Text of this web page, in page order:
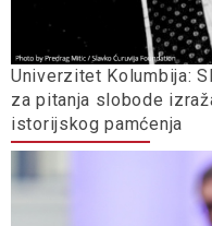
Univerzitet Kolumbija:
za pitanja slobode
istorijskog pamćenja